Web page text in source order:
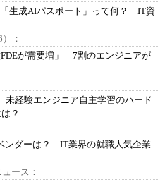
生成AIパスポート」って何？ IT資
：
FDEが需要増」 7割のエンジニアが
経験エンジニア自主学習のハード
？
ンダーは？ IT業界の就職人気企業
ース：